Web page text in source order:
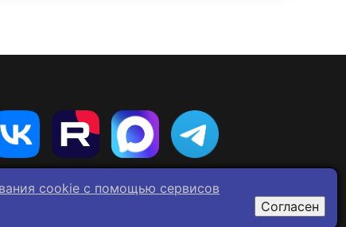
cookie c помощью сервисов
Согласен